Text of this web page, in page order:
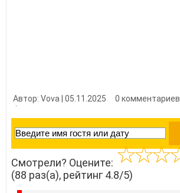
Автор: Vova | 05.11.2025
0 комментариев
Смотрели? Оцените:
(88 раз(а), рейтинг 4.8/5)